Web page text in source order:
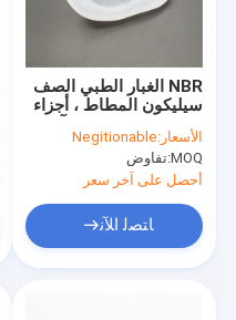
NBR الغبار الطبي الصف
سيليكون المطاط ، أجزاء
المطاط المضادة للتآكل
الدقة
الأسعار:Negitionable
MOQ: تفاوض
أحصل على آخر سعر
ﺎﺘﺼﻟ ﺍﻶﻧ